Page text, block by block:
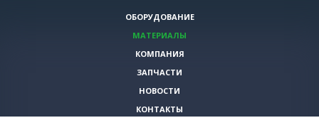
ОБОРУДОВАНИЕ
МАТЕРИАЛЫ
КОМПАНИЯ
ЗАПЧАСТИ
НОВОСТИ
КОНТАКТЫ